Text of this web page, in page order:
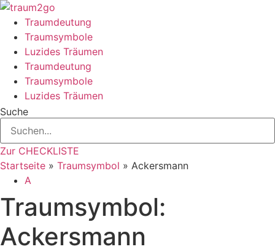
Zum
Inhalt
springen
Traumdeutung
Traumsymbole
Luzides Träumen
Traumdeutung
Traumsymbole
Luzides Träumen
Suche
Zur CHECKLISTE
Startseite » Traumsymbol » Ackersmann
A
Traumsymbol:
Ackersmann